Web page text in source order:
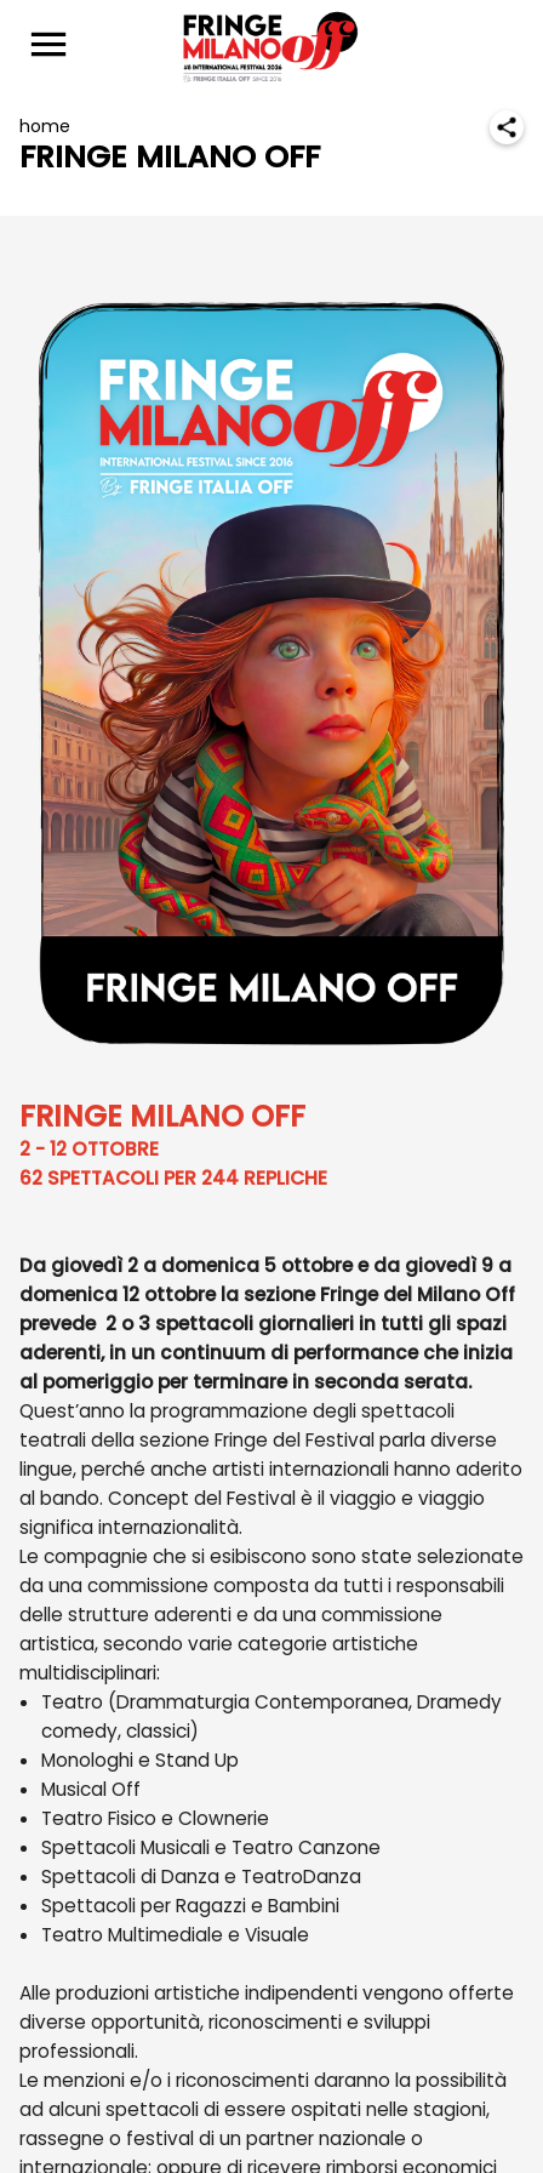
home
FRINGE MILANO OFF
FRINGE MILANO OFF
2 - 12 OTTOBRE
62 SPETTACOLI PER 244 REPLICHE
Da giovedì 2 a domenica 5 ottobre e da giovedì 9 a
domenica 12 ottobre la sezione Fringe del Milano Off
prevede 2 o 3 spettacoli giornalieri in tutti gli spazi
aderenti, in un continuum di performance che inizia
al pomeriggio per terminare in seconda serata.
Quest’anno la programmazione degli spettacoli
teatrali della sezione Fringe del Festival parla diverse
lingue, perché anche artisti internazionali hanno aderito
al bando. Concept del Festival è il viaggio e viaggio
significa internazionalità.
Le compagnie che si esibiscono sono state selezionate
da una commissione composta da tutti i responsabili
delle strutture aderenti e da una commissione
artistica, secondo varie categorie artistiche
multidisciplinari:
Teatro (Drammaturgia Contemporanea, Dramedy
comedy, classici)
Monologhi e Stand Up
Musical Off
Teatro Fisico e Clownerie
Spettacoli Musicali e Teatro Canzone
Spettacoli di Danza e TeatroDanza
Spettacoli per Ragazzi e Bambini
Teatro Multimediale e Visuale
Alle produzioni artistiche indipendenti vengono offerte
diverse opportunità, riconoscimenti e sviluppi
professionali.
Le menzioni e/o i riconoscimenti daranno la possibilità
ad alcuni spettacoli di essere ospitati nelle stagioni,
rassegne o festival di un partner nazionale o
internazionale; oppure di ricevere rimborsi economici